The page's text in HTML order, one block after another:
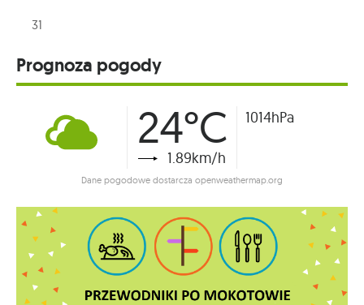
31
Prognoza pogody
24°C
1.89km/h
1014hPa
Dane pogodowe dostarcza openweathermap.org